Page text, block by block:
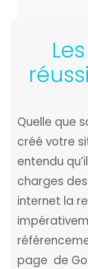
Quelle que
créé votre
entendu
charges
internet la
page de